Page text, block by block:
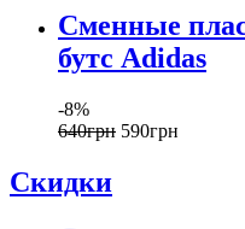
Сменные
бутс Adidas
-8%
640грн 590грн
Скидки